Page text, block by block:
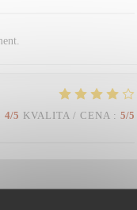
4/5 KVALITA / CENA : 5/5